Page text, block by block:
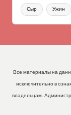
Сыр Ужин
Все материалы на
исключительно в
владельцам.